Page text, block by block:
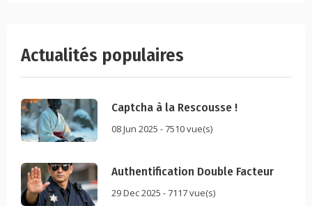
Actualités populaires
Captcha à la Rescousse !
08 Jun 2025 - 7510 vue(s)
Authentification Double Facteur
29 Dec 2025 - 7117 vue(s)